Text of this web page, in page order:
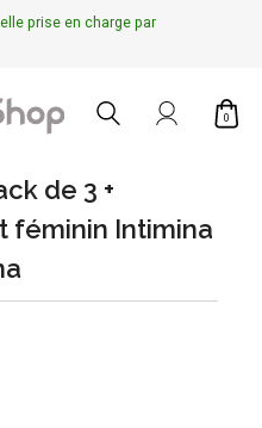
prise en charge par
0
de 3 +
féminin Intimina